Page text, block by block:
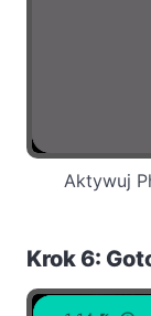
Aktywuj
Krok 6: